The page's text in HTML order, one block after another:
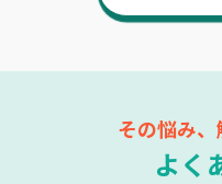
その悩み、
よく